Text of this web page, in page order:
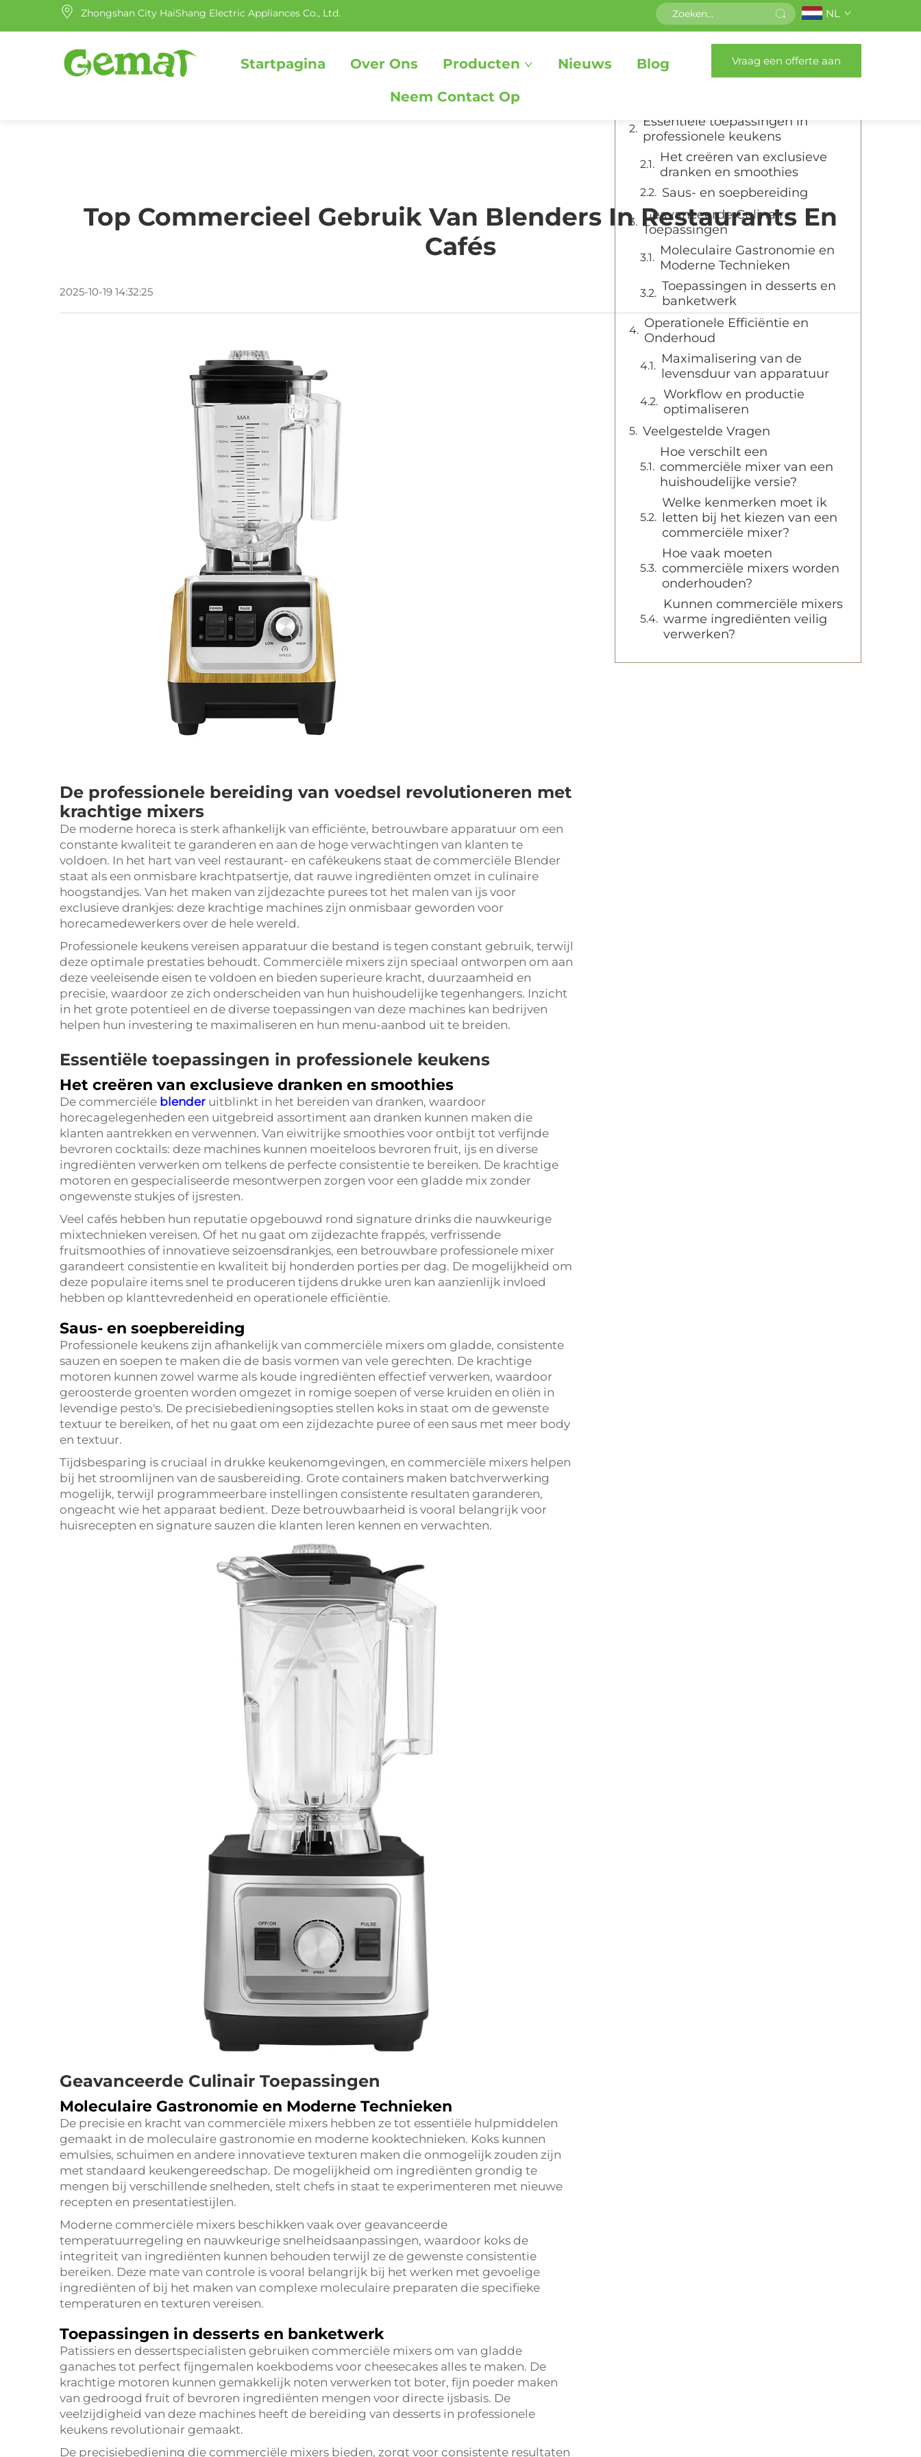
Zhongshan City HaiShang Electric Appliances Co., Ltd. NL
Startpagina Over Ons Producten Nieuws
Blog
Neem Contact Op
Vraag een offerte aan
Top Commercieel Gebruik Van Blenders In Restaurants En
Cafés
2025-10-19 14:32:25
De professionele bereiding van voedsel revolutioneren met
krachtige mixers
De moderne horeca is sterk afhankelijk van efficiënte, betrouwbare apparatuur om een
constante kwaliteit te garanderen en aan de hoge verwachtingen van klanten te
voldoen. In het hart van veel restaurant- en cafékeukens staat de commerciële Blender
staat als een onmisbare krachtpatsertje, dat rauwe ingrediënten omzet in culinaire
hoogstandjes. Van het maken van zijdezachte purees tot het malen van ijs voor
exclusieve drankjes: deze krachtige machines zijn onmisbaar geworden voor
horecamedewerkers over de hele wereld.
Professionele keukens vereisen apparatuur die bestand is tegen constant gebruik, terwijl
deze optimale prestaties behoudt. Commerciële mixers zijn speciaal ontworpen om aan
deze veeleisende eisen te voldoen en bieden superieure kracht, duurzaamheid en
precisie, waardoor ze zich onderscheiden van hun huishoudelijke tegenhangers. Inzicht
in het grote potentieel en de diverse toepassingen van deze machines kan bedrijven
helpen hun investering te maximaliseren en hun menu-aanbod uit te breiden.
Essentiële toepassingen in professionele keukens
Het creëren van exclusieve dranken en smoothies
De commerciële blender uitblinkt in het bereiden van dranken, waardoor
horecagelegenheden een uitgebreid assortiment aan dranken kunnen maken die
klanten aantrekken en verwennen. Van eiwitrijke smoothies voor ontbijt tot verfijnde
bevroren cocktails: deze machines kunnen moeiteloos bevroren fruit, ijs en diverse
ingrediënten verwerken om telkens de perfecte consistentie te bereiken. De krachtige
motoren en gespecialiseerde mesontwerpen zorgen voor een gladde mix zonder
ongewenste stukjes of ijsresten.
Veel cafés hebben hun reputatie opgebouwd rond signature drinks die nauwkeurige
mixtechnieken vereisen. Of het nu gaat om zijdezachte frappés, verfrissende
fruitsmoothies of innovatieve seizoensdrankjes, een betrouwbare professionele mixer
garandeert consistentie en kwaliteit bij honderden porties per dag. De mogelijkheid om
deze populaire items snel te produceren tijdens drukke uren kan aanzienlijk invloed
hebben op klanttevredenheid en operationele efficiëntie.
Saus- en soepbereiding
Professionele keukens zijn afhankelijk van commerciële mixers om gladde, consistente
sauzen en soepen te maken die de basis vormen van vele gerechten. De krachtige
motoren kunnen zowel warme als koude ingrediënten effectief verwerken, waardoor
geroosterde groenten worden omgezet in romige soepen of verse kruiden en oliën in
levendige pesto's. De precisiebedieningsopties stellen koks in staat om de gewenste
textuur te bereiken, of het nu gaat om een zijdezachte puree of een saus met meer body
en textuur.
Tijdsbesparing is cruciaal in drukke keukenomgevingen, en commerciële mixers helpen
bij het stroomlijnen van de sausbereiding. Grote containers maken batchverwerking
mogelijk, terwijl programmeerbare instellingen consistente resultaten garanderen,
ongeacht wie het apparaat bedient. Deze betrouwbaarheid is vooral belangrijk voor
huisrecepten en signature sauzen die klanten leren kennen en verwachten.
Geavanceerde Culinair Toepassingen
Moleculaire Gastronomie en Moderne Technieken
De precisie en kracht van commerciële mixers hebben ze tot essentiële hulpmiddelen
gemaakt in de moleculaire gastronomie en moderne kooktechnieken. Koks kunnen
emulsies, schuimen en andere innovatieve texturen maken die onmogelijk zouden zijn
met standaard keukengereedschap. De mogelijkheid om ingrediënten grondig te
mengen bij verschillende snelheden, stelt chefs in staat te experimenteren met nieuwe
recepten en presentatiestijlen.
Moderne commerciële mixers beschikken vaak over geavanceerde
temperatuurregeling en nauwkeurige snelheidsaanpassingen, waardoor koks de
integriteit van ingrediënten kunnen behouden terwijl ze de gewenste consistentie
bereiken. Deze mate van controle is vooral belangrijk bij het werken met gevoelige
ingrediënten of bij het maken van complexe moleculaire preparaten die specifieke
temperaturen en texturen vereisen.
Toepassingen in desserts en banketwerk
Patissiers en dessertspecialisten gebruiken commerciële mixers om van gladde
ganaches tot perfect fijngemalen koekbodems voor cheesecakes alles te maken. De
krachtige motoren kunnen gemakkelijk noten verwerken tot boter, fijn poeder maken
van gedroogd fruit of bevroren ingrediënten mengen voor directe ijsbasis. De
veelzijdigheid van deze machines heeft de bereiding van desserts in professionele
keukens revolutionair gemaakt.
De precisiebediening die commerciële mixers bieden, zorgt voor consistente resultaten
Inhoudsopgave
De professionele bereiding van
Essentiële toepassingen in
professionele keukens
Het creëren van exclusieve
dranken en smoothies
Saus- en soepbereiding
Geavanceerde Culinair
Toepassingen
Moleculaire Gastronomie en
Moderne Technieken
Toepassingen in desserts en
banketwerk
Operationele Efficiëntie en
Onderhoud
Maximalisering van de
levensduur van apparatuur
Workflow en productie
optimaliseren
Veelgestelde Vragen
Hoe verschilt een
commerciële mixer van een
huishoudelijke versie?
Welke kenmerken moet ik
letten bij het kiezen van een
commerciële mixer?
Hoe vaak moeten
commerciële mixers worden
onderhouden?
Kunnen commerciële mixers
warme ingrediënten veilig
verwerken?